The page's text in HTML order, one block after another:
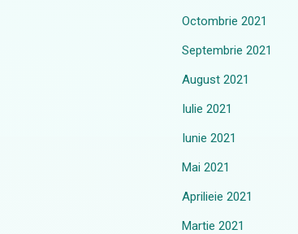
Octombrie 2021
Septembrie 2021
August 2021
Iulie 2021
Iunie 2021
Mai 2021
Aprilieie 2021
Martie 2021